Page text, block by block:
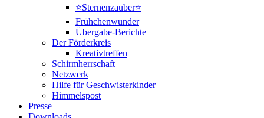
⭐Sternenzauber⭐
Frühchenwunder
Übergabe-Berichte
Der Förderkreis
Kreativtreffen
Schirmherrschaft
Netzwerk
Hilfe für Geschwisterkinder
Himmelspost
Presse